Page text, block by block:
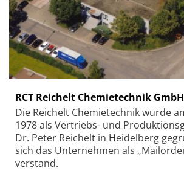
RCT Reichelt Chemietechnik GmbH
Die Reichelt Chemietechnik wurde
1978 als Vertriebs- und
Dr. Peter Reichelt in Heidelberg
sich das Unternehmen als
verstand.